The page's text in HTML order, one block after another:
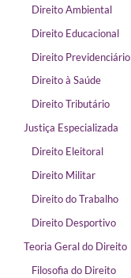
Direito Ambiental
Direito Educacional
Direito Previdenciário
Direito à Saúde
Direito Tributário
Justiça Especializada
Direito Eleitoral
Direito Militar
Direito do Trabalho
Direito Desportivo
Teoria Geral do Direito
Filosofia do Direito